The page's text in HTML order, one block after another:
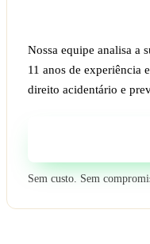
Nossa equipe analisa a
11 anos de experiência
direito acidentário e
Sem custo. Sem